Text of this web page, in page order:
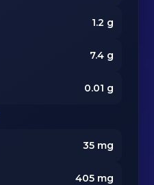
1.2 g
7.4g
0.01 g
35mg
405mg